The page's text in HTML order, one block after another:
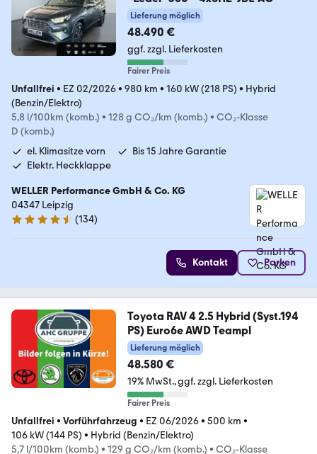
Lieferung möglich
48.490 €
ggf. zzgl. Lieferkosten
Fairer Preis
Unfallfrei • EZ 02/2026• 980 km • 160 kW (218 PS) • Hybrid
(Benzin/Elektro)
5,8 l/100km (komb.) • 128 g CO₂/km (komb.) • CO₂-Klasse
D (komb.)
el. Klimasitze vorn
Bis 15 Jahre Garantie
Elektr. Heckklappe
WELLER Performance GmbH & Co. KG
04347 Leipzig
4.7 Sterne
(134)
Kontakt Parken
Toyota RAV 4 2.5 Hybrid (Syst.194
PS) Euro6e AWD Teampl
Lieferung möglich
48.580 €
19% MwSt. ggf. zzgl. Lieferkosten
Fairer Preis
Unfallfrei • Vorführfahrzeug • EZ 06/2026• 500 km •
106 kW (144 PS) • Hybrid (Benzin/Elektro)
5,7 l/100km (komb.) • 129 g CO₂/km (komb.) • CO₂-Klasse